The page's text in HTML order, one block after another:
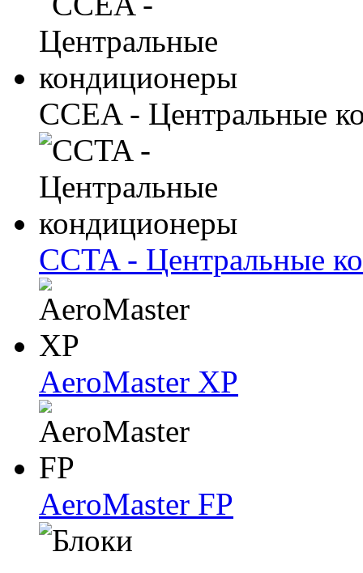
CCEA - Центральные
CCTA - Центральные
AeroMaster XP
AeroMaster FP